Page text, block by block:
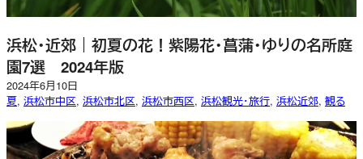
浜松・近郊｜初夏の花！紫陽花・菖蒲・ゆりの名所庭
園7選 2024年版
2024年6月10日
夏, 浜松市中区, 浜松市北区, 浜松市西区, 浜松観光・旅行, 浜松近郊, 観る